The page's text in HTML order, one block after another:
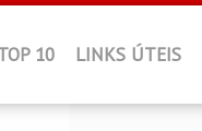
10 LINKS ÚTEIS